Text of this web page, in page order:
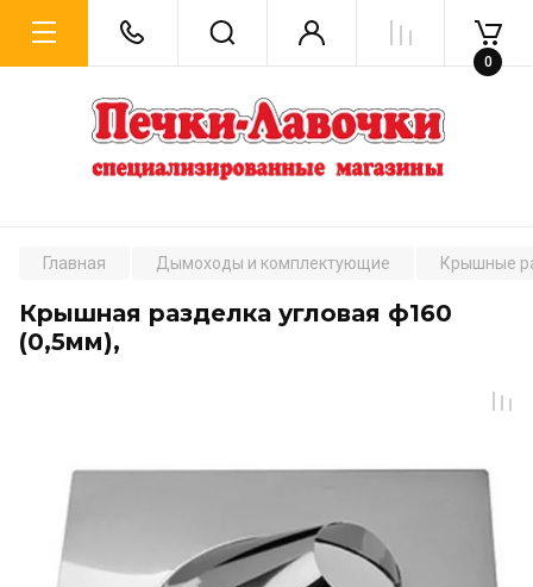
0
Главная Дымоходы и комплектующие Крышные
Крышная разделка угловая ф160
(0,5мм),